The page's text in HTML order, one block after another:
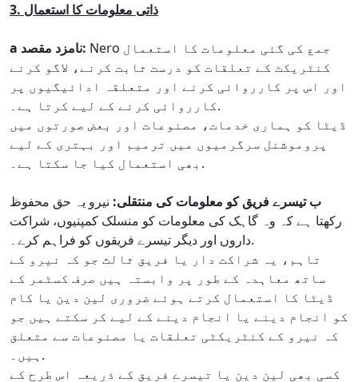
3. ذاتی معلومات کا استعمال
a نامزد مقصد: Nero جمع کی گئی معلومات کا استعمال
کنٹریکٹ کے تعلقات کو درست ثابت کرنے، لاگو کرنے
اور اس پر کارروائی کرنے اور متعلقہ ادائیگیوں پر
کارروائی کرنے کے لیے کرتا ہے۔.
ڈیٹا کو ہماری خدمات، مصنوعات اور بعض صورتوں میں
پروموشنل سرگرمیوں میں ترمیم اور بہتری کے لیے
بھی استعمال کیا جا سکتا ہے۔.
ب تیسرے فریق کو معلومات کی منتقلی: نیرو یہ حق محفوظ
رکھتا ہے کہ وہ گاہک کی معلومات کو منسلک کمپنیوں، شراکت
داروں اور دیگر تیسرے فریقوں کو فراہم کرے۔.
تاہم، یہ شراکت دار یا فریق ثالث جو کہ نیرو کے
ساتھ معاہدہ کے طور پر وابستہ ہیں صرف کسٹمر کے
ڈیٹا کا استعمال کرتے ہوئے ضروری لین دین یا کام
کو انجام دینے یا انجام دینے کے لیے کر سکتے ہیں جو
کہ نیرو کے کنٹریکٹی تعلقات یا مصنوعات سے متعلق
ہیں۔.
کسی بھی لین دین یا تیسرے فریق کے ذریعہ اس طرح کے